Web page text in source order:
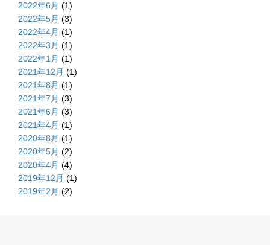
2022年6月 (1)
2022年5月 (3)
2022年4月 (1)
2022年3月 (1)
2022年1月 (1)
2021年12月 (1)
2021年8月 (1)
2021年7月 (3)
2021年6月 (3)
2021年4月 (1)
2020年8月 (1)
2020年5月 (2)
2020年4月 (4)
2019年12月 (1)
2019年2月 (2)